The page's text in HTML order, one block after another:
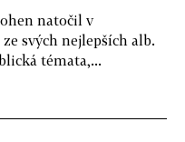
natočil v
svých nejlepších alb.
témata,...